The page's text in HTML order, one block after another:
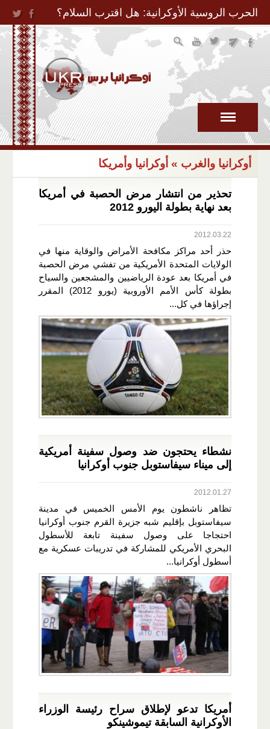
Jump to Navigation
الحرب الروسية الأوكرانية: هل اقترب السلام؟
أوكرانيا والغرب » أوكرانيا وأمريكا
تحذير من انتشار مرض الحصبة في أمريكا
بعد نهاية بطولة اليورو 2012
2012.03.22
حذر أحد مراكز مكافحة الأمراض والوقاية منها في
الولايات المتحدة الأمريكية من تفشي مرض الحصبة
في أمريكا بعد عودة الرياضيين والمشجعين والسياح
بطولة كأس الأمم الأوروبية (يورو 2012) المقرر
إجراؤها في كل...
نشطاء يحتجون ضد وصول سفينة أمريكية
إلى ميناء سيفاستوبل جنوب أوكرانيا
2012.01.27
تظاهر ناشطون يوم الأمس الخميس في مدينة
سيفاستوبل بإقليم شبه جزيرة القرم جنوب أوكرانيا
احتجاجا على وصول سفينة تابعة للأسطول
البحري الأمريكي للمشاركة في تدريبات عسكرية مع
أسطول أوكرانيا...
أمريكا تدعو لإطلاق سراح رئيسة الوزراء
الأوكرانية السابقة تيموشينكو